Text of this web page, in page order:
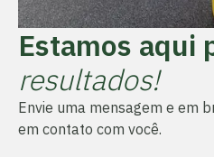
Estamos aqui
resultados!
Envie uma mensagem e em
em contato com você.